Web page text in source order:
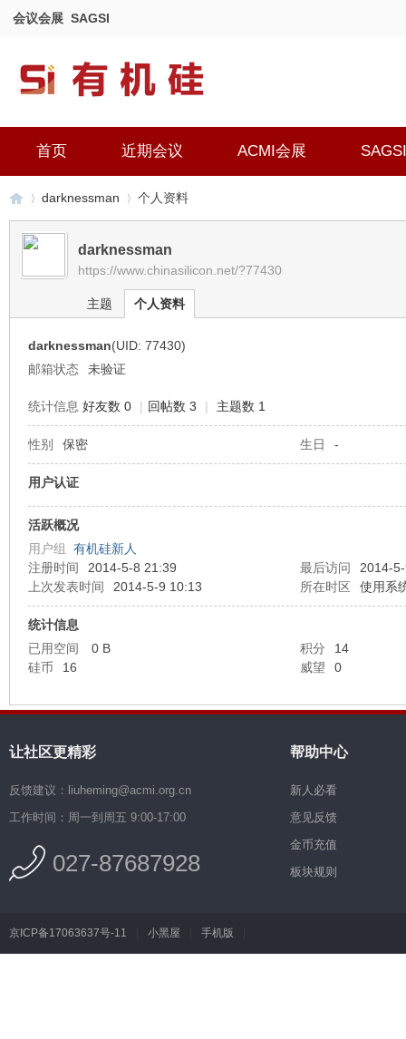
会议会展 SAGSI
首页 近期会议 ACMI会展 SAGSI
有›
darknessman
›
个人资料
darknessman
https://www.chinasilicon.net/?77430
主题 个人资料
darknessman(UID: 77430)
邮箱状态
未验证
统计信息 好友数 0 | 回帖数 3 | 主题数 1
性别 保密 生日 -
用户认证
活跃概况
用户组 有机硅新人
注册时间
2014-5-8 21:39 最后访问
2014-
上次发表时间
2014-5-9 10:13 所在时区 使用系
统计信息
已用空间
0 B 积分
14
硅币
16 威望 0
让社区更精彩
反馈建议：liuheming@acmi.org.cn
工作时间：周一到周五 9:00-17:00
027-87687928
帮助中心
新人必看
意见反馈
金币充值
板块规则
京ICP备17063637号-11 小黑屋 手机版